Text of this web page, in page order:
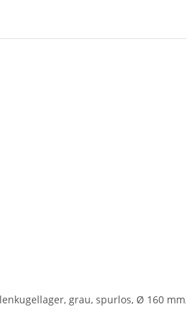
grau, spurlos, Ø 160